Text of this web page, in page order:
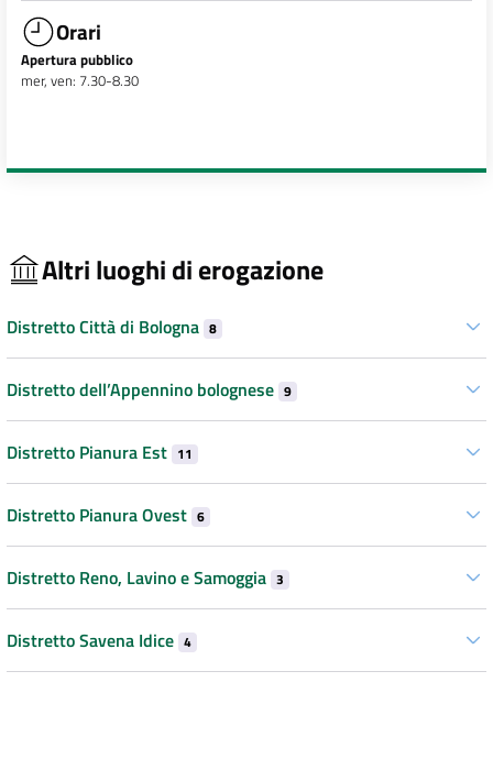
Orari
Apertura pubblico
mer, ven: 7.30-8.30
Altri luoghi di erogazione
Distretto Città di Bologna 8
Distretto dell’Appennino bolognese 9
Distretto Pianura Est 11
Distretto Pianura Ovest 6
Distretto Reno, Lavino e Samoggia 3
Distretto Savena Idice 4